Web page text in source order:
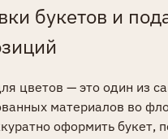
букетов и
цветов — это один из
материалов во
оформить букет,